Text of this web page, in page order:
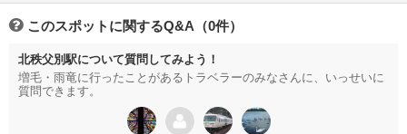
このスポットに関するQ&A（0件）
北秩父別駅について質問してみよう！
増毛・雨竜に行ったことがあるトラベラーのみなさんに、いっせいに
質問できます。